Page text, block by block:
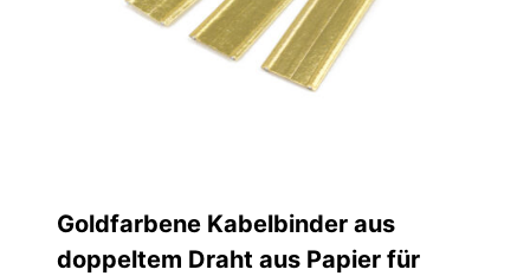
Goldfarbene Kabelbinder aus
doppeltem Draht aus Papier für